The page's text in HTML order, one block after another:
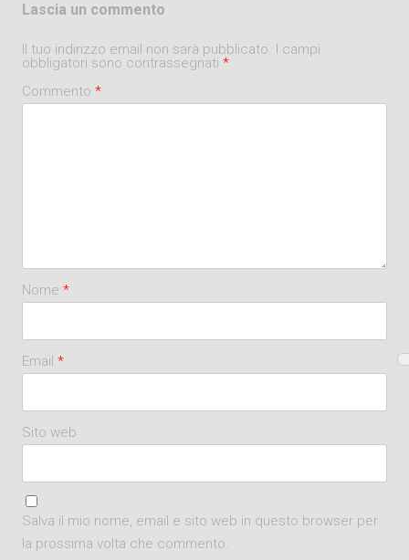
Lascia un commento
Il tuo indirizzo email non sarà pubblicato. I campi
obbligatori sono contrassegnati *
Commento *
Nome *
Email *
Sito web
Salva il mio nome, email e sito web in questo browser per
la prossima volta che commento.